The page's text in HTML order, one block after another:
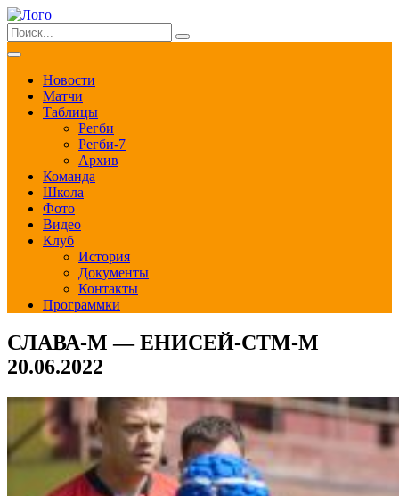
Новости
Матчи
Таблицы
Регби
Регби-7
Архив
Команда
Школа
Фото
Видео
Клуб
История
Документы
Контакты
Программки
СЛАВА-М — ЕНИСЕЙ-СТМ-М
20.06.2022